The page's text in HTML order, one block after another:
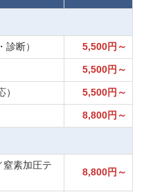
断） 5,500円～
5,500円～
5,500円～
8,800円～
窒素加圧テ
8,800円～